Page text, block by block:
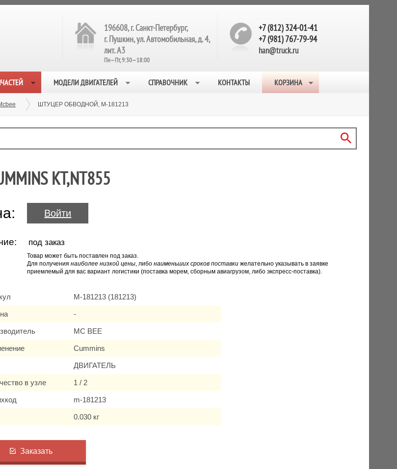
196608, г. Санкт-Петербург,
г. Пушкин, ул. Автомобильная, д. 4,
лит. А3
Пн—Пт, 9:30—18:00
+7 (812) 324-01-41
+7 (981) 767-79-94
han@truck.ru
МОДЕЛИ ДВИГАТЕЛЕЙ СПРАВОЧНИК КОНТАКТЫ КОРЗИНА
ШТУЦЕР ОБВОДНОЙ, M-181213
KT,NT855
Войти
под заказ
Товар может быть поставлен под заказ.
Для получениянаиболее низкой цены, либонаименьших сроков поставки желательно указывать в заявке
приемлемый для вас вариант логистики (поставка морем, сборным авиагрузом, либо экспресс-поставка).
M-181213 (181213)
-
MC BEE
Cummins
ДВИГАТЕЛЬ
в узле 1 / 2
m-181213
0.030 кг
Заказать